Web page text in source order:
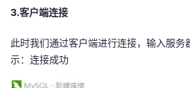
3.客户端连接
此时我们通过客户端进行连接，输入服务
示：连接成功